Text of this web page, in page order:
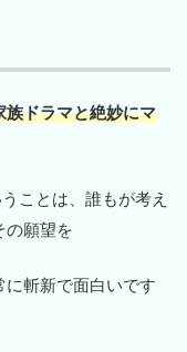
族ドラマと絶妙にマ
ことは、誰もが考え
の願望を
斬新で面白いです